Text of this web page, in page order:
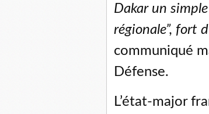
Dakar un
régionale”, fort
communiqué
Défense.
L’état-major